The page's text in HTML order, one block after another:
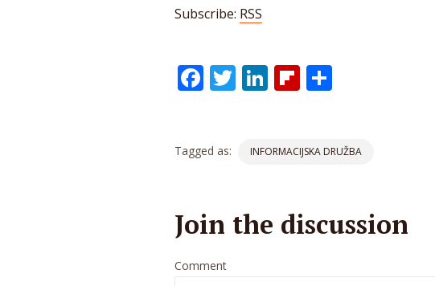
Subscribe: RSS
Facebook
Twitter
LinkedIn
Flipboard
Tagged as: INFORMACIJSKA DRUŽBA
Join the discussion
Comment